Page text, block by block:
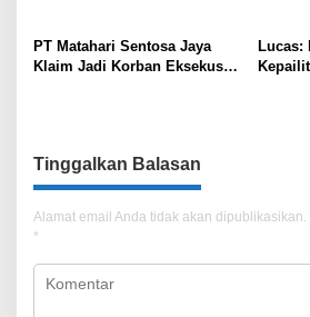
PT Matahari Sentosa Jaya
Klaim Jadi Korban Eksekusi
Lucas:
Tinggalkan Balasan
Alamat email Anda tidak akan dipublikasikan.
*